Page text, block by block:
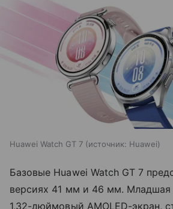
Huawei Watch GT 7 источник: Huawei
Базовые Huawei Watch GT 7
версиях 41 мм и 46 мм. Младшая
1,32-дюймовый AMOLED-экран,